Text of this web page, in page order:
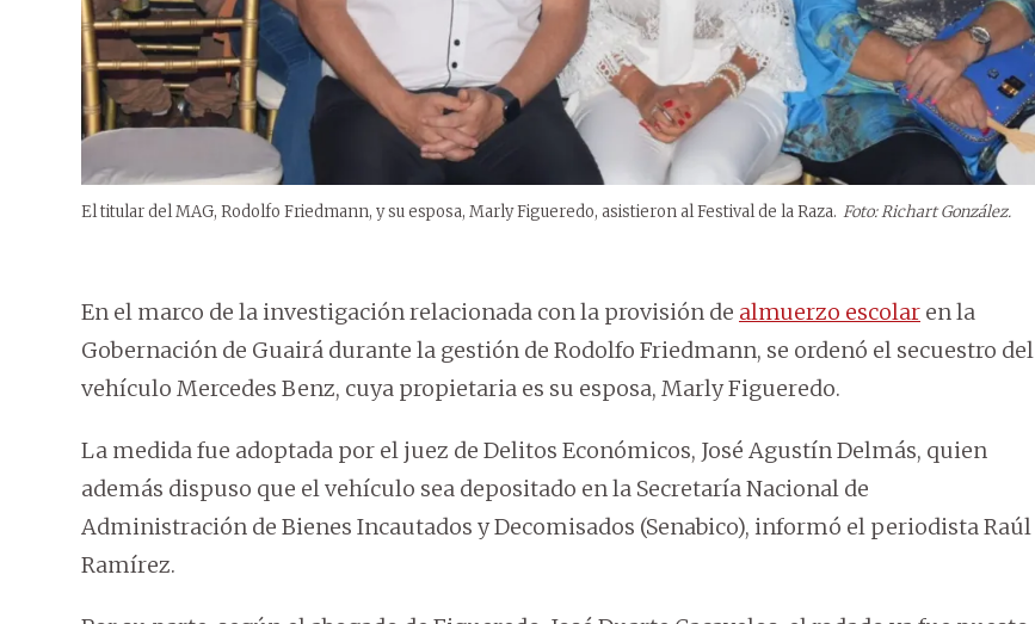
El titular del MAG, Rodolfo Friedmann, y su esposa, Marly Figueredo, asistieron al Festival de la Raza. Foto: Richart González.
En el marco de la investigación relacionada con la provisión de almuerzo escolar en la
Gobernación de Guairá durante la gestión de Rodolfo Friedmann, se ordenó el secuestro del
vehículo Mercedes Benz, cuya propietaria es su esposa, Marly Figueredo.
La medida fue adoptada por el juez de Delitos Económicos, José Agustín Delmás, quien
además dispuso que el vehículo sea depositado en la Secretaría Nacional de
Administración de Bienes Incautados y Decomisados (Senabico), informó el periodista Raúl
Ramírez.